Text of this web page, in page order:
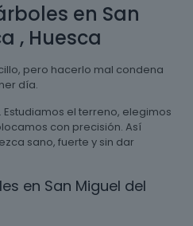
en San
, Huesca
pero hacerlo mal condena
día.
el terreno, elegimos
con precisión. Así
sano, fuerte y sin dar
en San Miguel del